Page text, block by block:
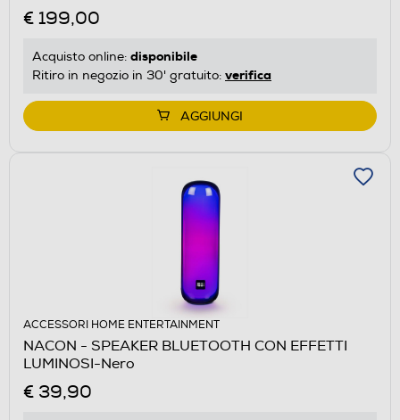
€ 199,00
Acquisto online: disponibile
Ritiro in negozio in 30' gratuito: verifica
AGGIUNGI
ACCESSORI HOME ENTERTAINMENT
NACON - SPEAKER BLUETOOTH CON EFFETTI
LUMINOSI-Nero
€ 39,90